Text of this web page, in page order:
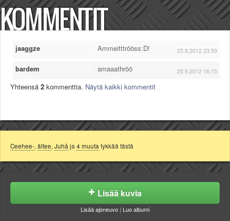
KOMMENTIT
jaaggze Ammeitttrööss:D! 25.9.2012 23:59
bardem amaaathröö 25.9.2012 16:15
Yhteensä 2 kommenttia. Näytä kaikki kommentit
Ceehee-, ältee, Juhå ja 4 muuta tykkää tästä
Lisää kuvia
Lisää ajoneuvo | Luo albumi